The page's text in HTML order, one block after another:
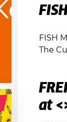
FISH
The
at